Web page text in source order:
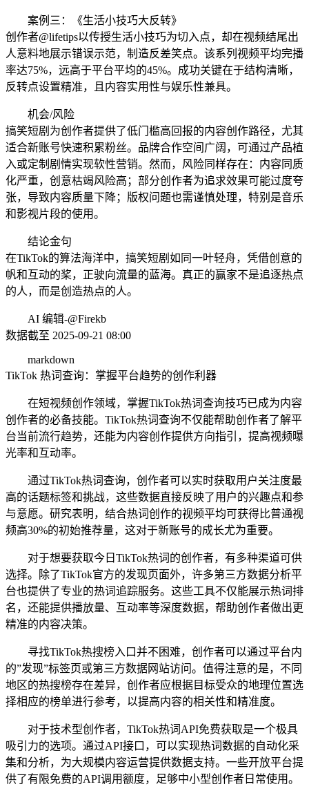
案例三：《生活小技巧大反转》
创作者@lifetips以传授生活小技巧为切入点，却在视频结尾出
人意料地展示错误示范，制造反差笑点。该系列视频平均完播
率达75%，远高于平台平均的45%。成功关键在于结构清晰，
反转点设置精准，且内容实用性与娱乐性兼具。
机会/风险
搞笑短剧为创作者提供了低门槛高回报的内容创作路径，尤其
适合新账号快速积累粉丝。品牌合作空间广阔，可通过产品植
入或定制剧情实现软性营销。然而，风险同样存在：内容同质
化严重，创意枯竭风险高；部分创作者为追求效果可能过度夸
张，导致内容质量下降；版权问题也需谨慎处理，特别是音乐
和影视片段的使用。
结论金句
在TikTok的算法海洋中，搞笑短剧如同一叶轻舟，凭借创意的
帆和互动的桨，正驶向流量的蓝海。真正的赢家不是追逐热点
的人，而是创造热点的人。
AI 编辑-@Firekb
数据截至 2025-09-21 08:00
markdown
TikTok 热词查询：掌握平台趋势的创作利器
在短视频创作领域，掌握TikTok热词查询技巧已成为内容
创作者的必备技能。TikTok热词查询不仅能帮助创作者了解平
台当前流行趋势，还能为内容创作提供方向指引，提高视频曝
光率和互动率。
通过TikTok热词查询，创作者可以实时获取用户关注度最
高的话题标签和挑战，这些数据直接反映了用户的兴趣点和参
与意愿。研究表明，结合热词创作的视频平均可获得比普通视
频高30%的初始推荐量，这对于新账号的成长尤为重要。
对于想要获取今日TikTok热词的创作者，有多种渠道可供
选择。除了TikTok官方的发现页面外，许多第三方数据分析平
台也提供了专业的热词追踪服务。这些工具不仅能展示热词排
名，还能提供播放量、互动率等深度数据，帮助创作者做出更
精准的内容决策。
寻找TikTok热搜榜入口并不困难，创作者可以通过平台内
的”发现”标签页或第三方数据网站访问。值得注意的是，不同
地区的热搜榜存在差异，创作者应根据目标受众的地理位置选
择相应的榜单进行参考，以提高内容的相关性和精准度。
对于技术型创作者，TikTok热词API免费获取是一个极具
吸引力的选项。通过API接口，可以实现热词数据的自动化采
集和分析，为大规模内容运营提供数据支持。一些开放平台提
供了有限免费的API调用额度，足够中小型创作者日常使用。